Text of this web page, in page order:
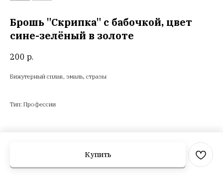
Брошь "Скрипка" с бабочкой, цвет
сине-зелёный в золоте
200 р.
Купить
Бижутерный сплав, эмаль, стразы
Тип: Профессии